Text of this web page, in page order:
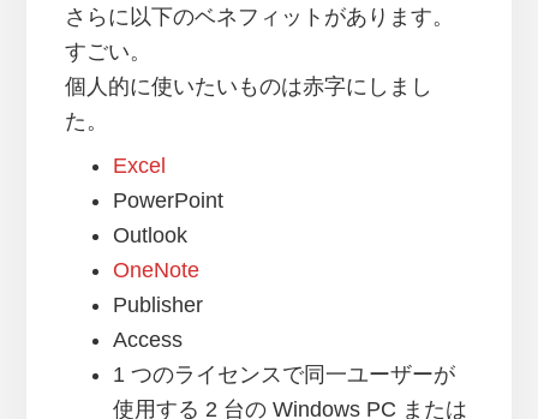
さらに以下のベネフィットがあります。
すごい。
個人的に使いたいものは赤字にしまし
た。
Excel
PowerPoint
Outlook
OneNote
Publisher
Access
1 つのライセンスで同一ユーザーが
使用する 2 台の Windows PC または